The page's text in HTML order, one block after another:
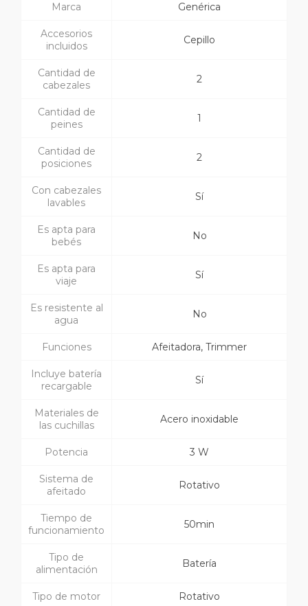
Marca Genérica
Accesorios
incluidos
Cepillo
Cantidad de
cabezales
2
Cantidad de
peines
1
Cantidad de
posiciones
2
Con cabezales
lavables
Sí
Es apta para
bebés
No
Es apta para
viaje
Sí
Es resistente al
agua
No
Funciones Afeitadora, Trimmer
Incluye batería
recargable
Sí
Materiales de
las cuchillas
Acero inoxidable
Potencia 3 W
Sistema de
afeitado
Rotativo
Tiempo de
funcionamiento
50min
Tipo de
alimentación
Batería
Tipo de motor Rotativo